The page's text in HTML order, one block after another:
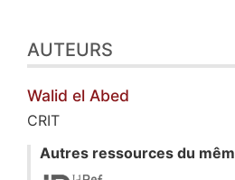
AUTEURS
Walid el Abed
CRIT
Autres ressources du